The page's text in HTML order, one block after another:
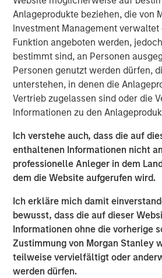
Anlageprodukte beziehen, die von
Investment Management
Funktion angeboten werden,
bestimmt sind, an Personen
Personen genutzt werden dürfen,
unterstehen, in denen die
Vertrieb zugelassen sind oder die
Informationen zu den
Ich verstehe auch, dass die auf
enthaltenen Informationen nicht
professionelle Anleger in dem
dem die Website aufgerufen wird.
Ich erkläre mich damit
bewusst, dass die auf dieser
Informationen ohne die vorherige
Zustimmung von Morgan Stanley
teilweise vervielfältigt oder
werden dürfen.
government establishes a process
percentage of their content
partial exemption. The U.S. imports
automobiles and $65 billion of auto
$200 billion in the last twelve
Here is a look at how the added
and potential benefits for
marketplace.
Impact on Consumers
Production in the U.S. cannot ramp
absorb the units produced abroad
U.S. The labor market remains tight
will be expensive to fill. Building
them up to speed takes several
believe the creation of additional
higher capacity is beneficial to
inflationary to the consumer. U.S.
face price increases in both new